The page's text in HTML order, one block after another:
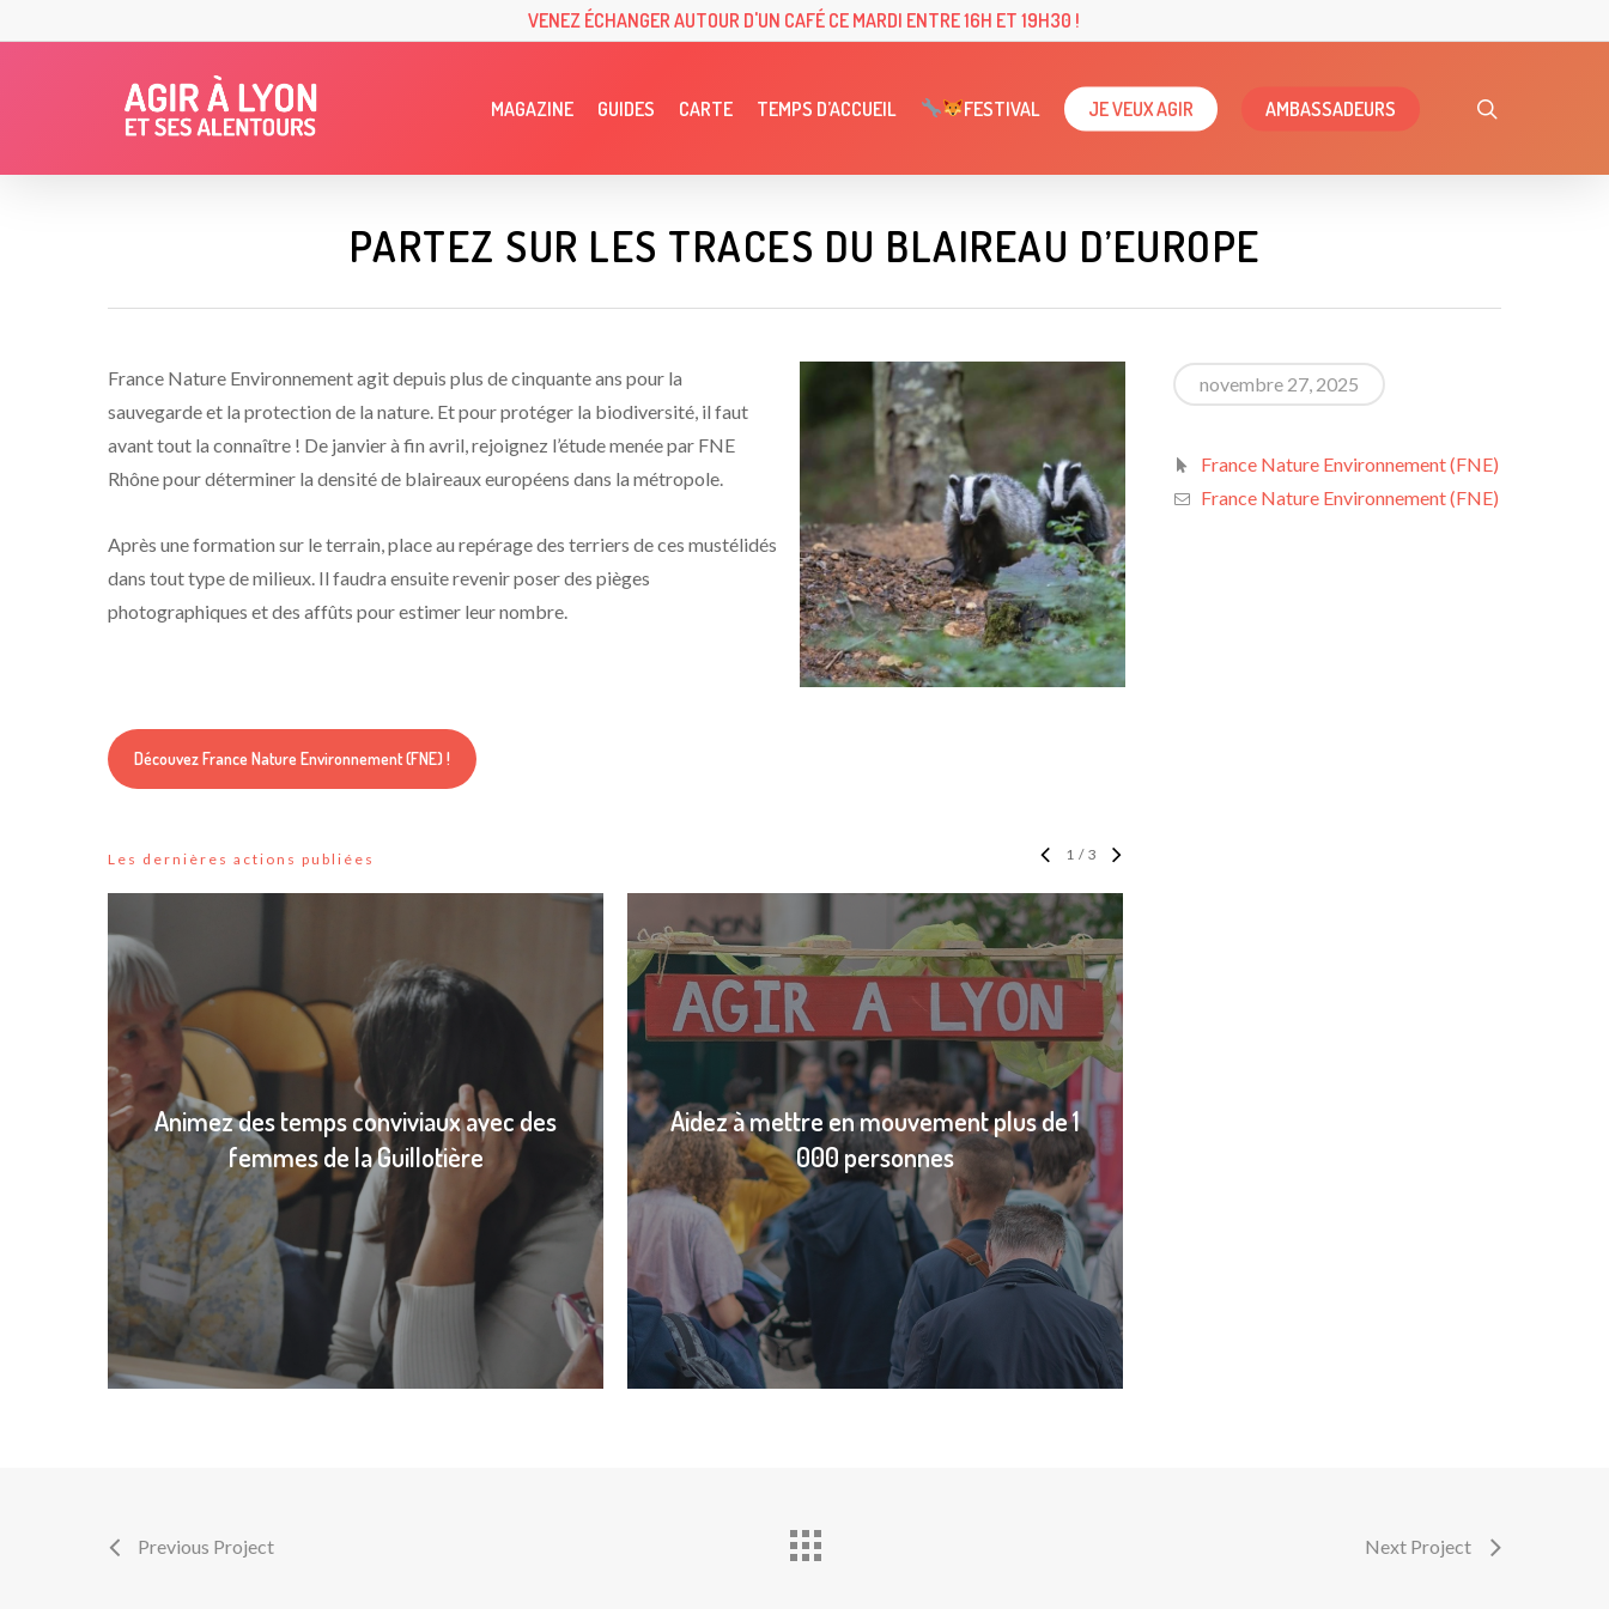
to
VENEZ ÉCHANGER AUTOUR D'UN CAFÉ CE MARDI ENTRE 16H ET 19H30 !
MAGAZINE GUIDES CARTE TEMPS D’ACCUEIL FESTIVAL JE VEUX AGIR AMBASSADEURS
PARTEZ SUR LES TRACES DU BLAIREAU D’EUROPE
France Nature Environnement agit depuis plus de cinquante ans pour la
sauvegarde et la protection de la nature. Et pour protéger la biodiversité, il faut
avant tout la connaître ! De janvier à fin avril, rejoignez l’étude menée par FNE
Rhône pour déterminer la densité de blaireaux européens dans la métropole.
Après une formation sur le terrain, place au repérage des terriers de ces mustélidés
dans tout type de milieux. Il faudra ensuite revenir poser des pièges
photographiques et des affûts pour estimer leur nombre.
Découvez France Nature Environnement (FNE) !
Les dernières actions publiées 1/3
Animez des temps conviviaux avec des
femmes de la Guillotière
Aidez à mettre en mouvement plus de 1
000 personnes
novembre 27, 2025
France Nature Environnement (FNE)
France Nature Environnement (FNE)
Previous Project Next Project